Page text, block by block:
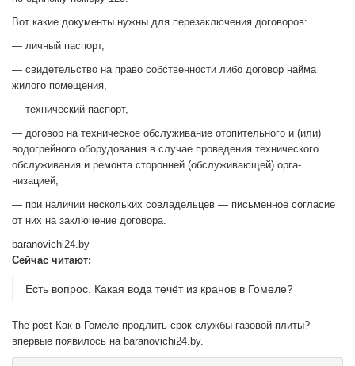
Вот какие документы нужны для перезаключения дого­воров:
— личный паспорт,
— свидетельство на право собственности либо договор найма
жилого помещения,
— технический паспорт,
— договор на техническое обслуживание отопительно­го и (или)
водогрейного обо­рудования в случае прове­дения технического
обслу­живания и ремонта сторон­ней (обслуживающей) орга­
низацией,
— при наличии нескольких совладельцев — письменное согласие
от них на заключе­ние договора.
baranovichi24.by
Сейчас читают:
Есть вопрос. Какая вода течёт из кранов в Гомеле?
The post Как в Гомеле продлить срок службы газовой плиты?
впервые появилось на baranovichi24.by.